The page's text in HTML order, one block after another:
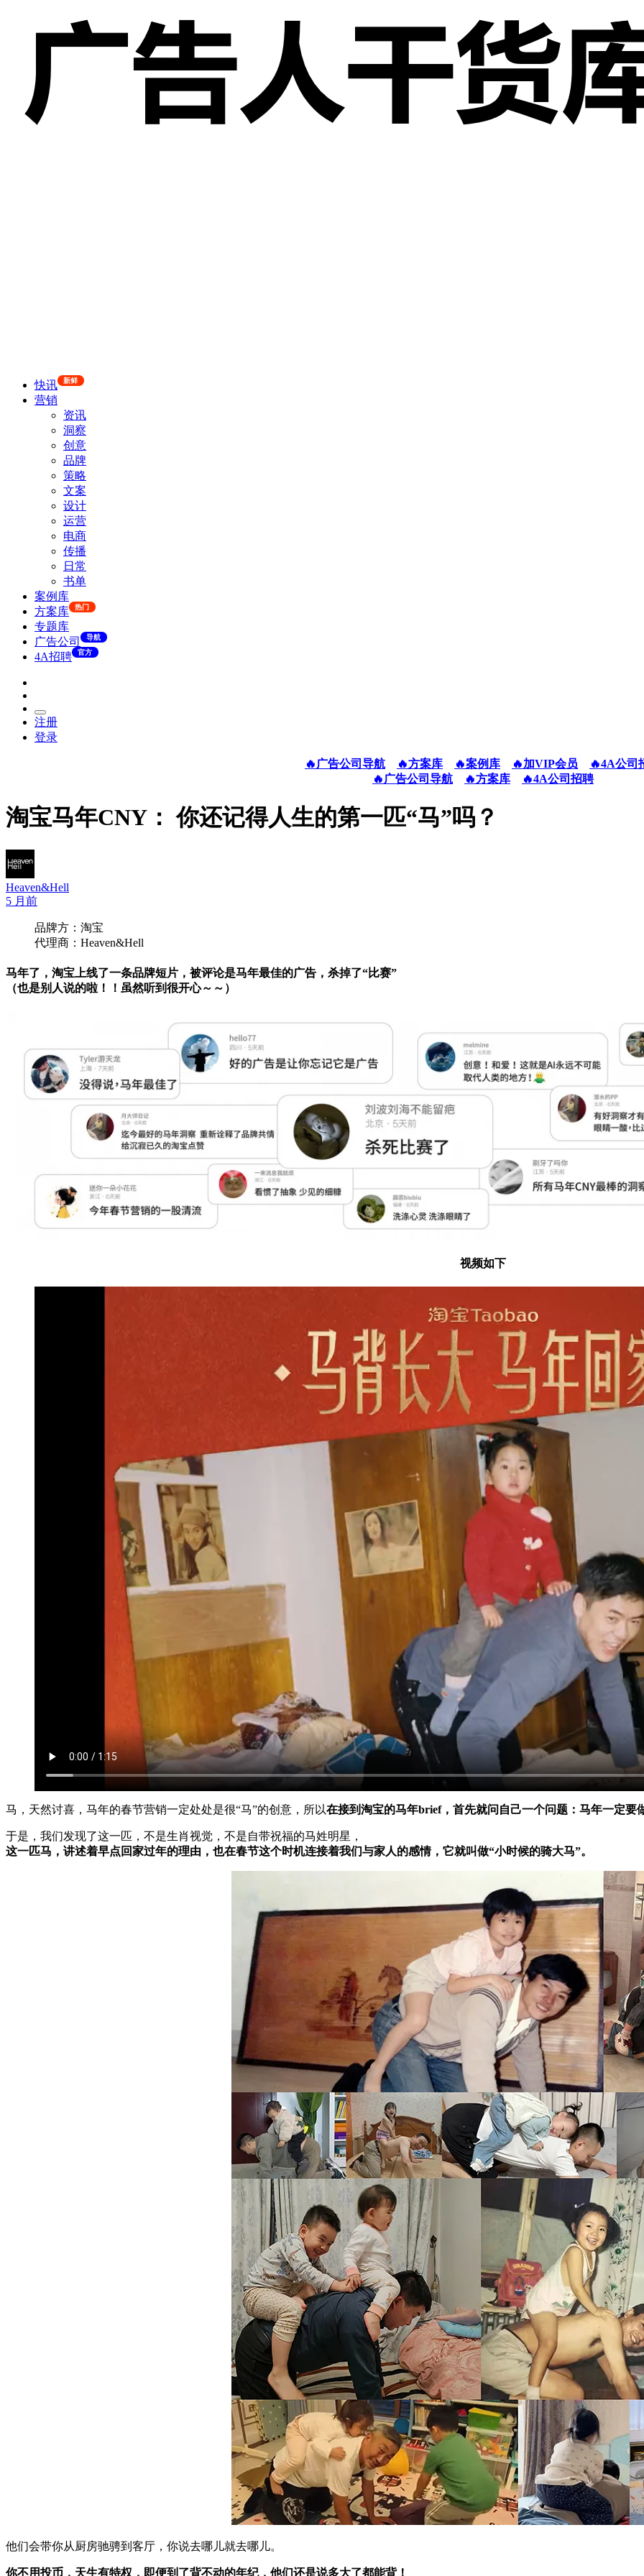
快讯 新鲜
营销
资讯
洞察
创意
品牌
策略
文案
设计
运营
电商
传播
日常
书单
案例库
方案库
热门
专题库
广告公司
导航
4A招聘 官方
注册
登录
🔥广告公司导航 🔥方案库 🔥案例库 🔥加VIP会员
🔥4A公司
🔥广告公司导航
🔥方案库 🔥4A公司招聘
淘宝马年CNY： 你还记得人生的第一匹“马”吗？
Heaven&Hell
5 月前
品牌方：淘宝
代理商：Heaven&Hell
马年了，淘宝上线了一条品牌短片，被评论是马年最佳的广告，杀掉了“比赛”
（也是别人说的啦！！虽然听到很开心～～）
视频如下
马，天然讨喜，马年的春节营销一定处处是很“马”的创意，所以在接到淘宝的马年brief，首先就问自己一个问题：马年一定要
于是，我们发现了这一匹，不是生肖视觉，不是自带祝福的马姓明星，
这一匹马，讲述着早点回家过年的理由，也在春节这个时机连接着我们与家人的感情，它就叫做“小时候的骑大马”。
他们会带你从厨房驰骋到客厅，你说去哪儿就去哪儿。
你不用投币，天生有特权，即便到了背不动的年纪，他们还是说多大了都能背！